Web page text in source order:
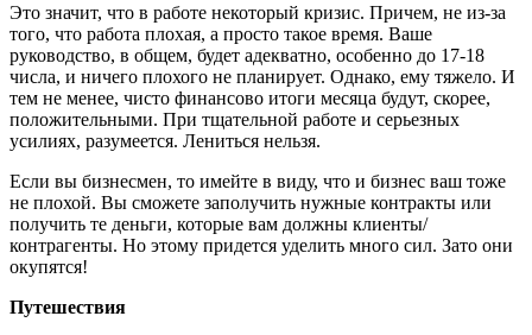
Это значит, что в работе некоторый кризис. Причем, не из-за
того, что работа плохая, а просто такое время. Ваше
руководство, в общем, будет адекватно, особенно до 17-18
числа, и ничего плохого не планирует. Однако, ему тяжело. И
тем не менее, чисто финансово итоги месяца будут, скорее,
положительными. При тщательной работе и серьезных
усилиях, разумеется. Лениться нельзя.
Если вы бизнесмен, то имейте в виду, что и бизнес ваш тоже
не плохой. Вы сможете заполучить нужные контракты или
получить те деньги, которые вам должны клиенты/
контрагенты. Но этому придется уделить много сил. Зато они
окупятся!
Путешествия